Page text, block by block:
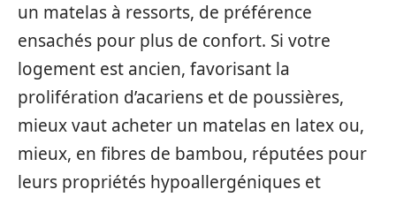
un matelas à ressorts, de préférence
ensachés pour plus de confort. Si votre
logement est ancien, favorisant la
prolifération d’acariens et de poussières,
mieux vaut acheter un matelas en latex ou,
mieux, en fibres de bambou, réputées pour
leurs propriétés hypoallergéniques et